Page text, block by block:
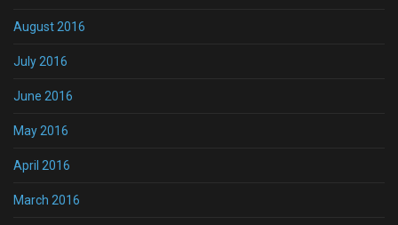
August 2016
July 2016
June 2016
May 2016
April 2016
March 2016